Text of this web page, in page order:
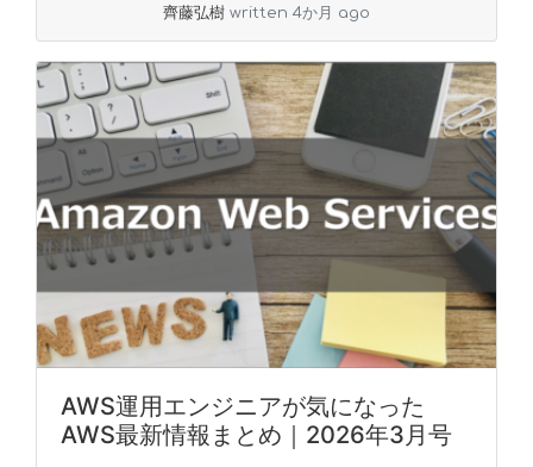
齊藤弘樹 written 4か月 ago
AWS運用エンジニアが気になった
AWS最新情報まとめ｜2026年3月号